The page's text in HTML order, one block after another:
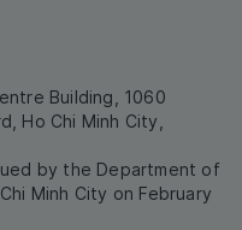
Building, 1060
Ho Chi Minh City,
by the Department of
Minh City on February